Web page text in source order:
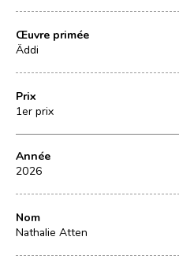
Œuvre primée
Äddi
Prix
1er prix
Année
2026
Nom
Nathalie Atten